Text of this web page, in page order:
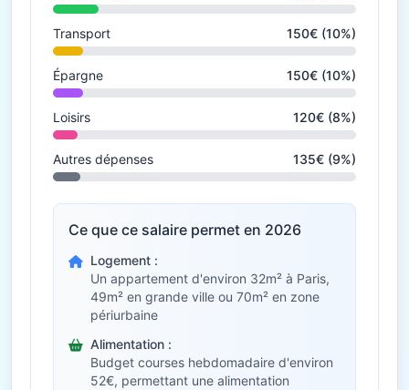
Transport 150€ (10%)
Épargne 150€ (10%)
Loisirs 120€ (8%)
Autres dépenses 135€ (9%)
Ce que ce salaire permet en 2026
Logement :
Un appartement d'environ 32m² à Paris,
49m² en grande ville ou 70m² en zone
périurbaine
Alimentation :
Budget courses hebdomadaire d'environ
52€, permettant une alimentation